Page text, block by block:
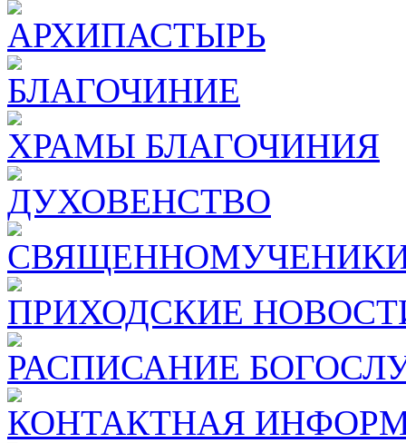
АРХИПАСТЫРЬ
БЛАГОЧИНИЕ
ХРАМЫ БЛАГОЧИНИЯ
ДУХОВЕНСТВО
ПРИХОДСКИЕ
РАСПИСАНИЕ
КОНТАКТНАЯ